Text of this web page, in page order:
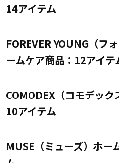
14アイテム
FOREVER YOUNG（フ
ームケア商品：12アイテ
COMODEX（コモデック
10アイテム
MUSE（ミューズ）ホー